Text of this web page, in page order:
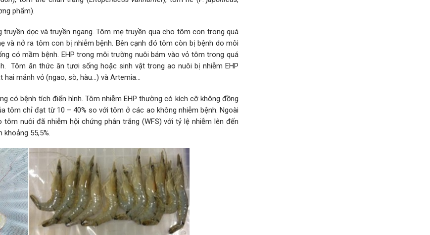
phẩm).
dọc và truyền ngang. Tôm mẹ truyền qua cho tôm con trong quá
và nở ra tôm con bị nhiễm bệnh. Bên cạnh đó tôm còn bị bệnh do môi
có mầm bệnh. EHP trong môi trường nuôi bám vào vỏ tôm trong quá
Tôm ăn thức ăn tươi sống hoặc sinh vật trong ao nuôi bị nhiễm EHP
hai mảnh vỏ (ngao, sò, hàu…) và Artemia…
có bệnh tích điển hình. Tôm nhiễm EHP thường có kích cỡ không đồng
tôm chỉ đạt từ 10 – 40% so với tôm ở các ao không nhiễm bệnh. Ngoài
nuôi đã nhiễm hội chứng phân trắng (WFS) với tỷ lệ nhiễm lên đến
55,5%.